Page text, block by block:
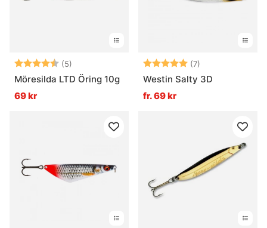
Betyg: (5)
4.4 utav 5 stjärnor
Möresilda LTD Öring 10g
69 kr
Betyg: (7)
Westin Salty 3D
fr. 69 kr